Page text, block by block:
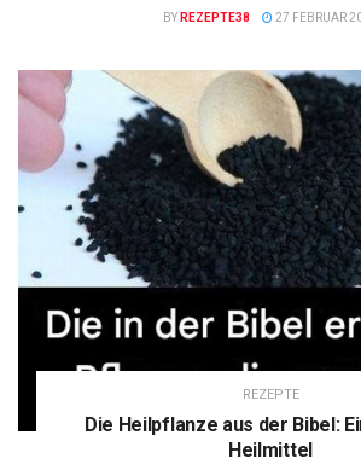
BY REZEPTE38 27 FEBRUAR
REZEPTE
Die Heilpflanze aus der Bibel:
Heilmittel